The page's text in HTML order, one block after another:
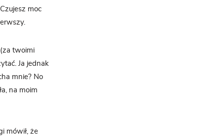
moc
twoimi
Ja jednak
mnie? No
na moim
mówił, że